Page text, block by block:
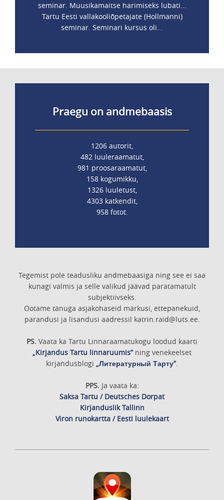
seminar. Muusikamaitse harimiseks lubati...
Tartu Eesti vallakooliõpetajate (Hollmanni)
seminar. Seminari kursus oli...
Praegu on andmebaasis
1206 autorit,
482 luuleraamatut,
981 proosaraamatut,
158 kogumikku,
1326 luuletust,
4303 katkendit,
958 fotot.
Tegemist pole teadusliku andmebaasiga ning see ei saa
kunagi valmis ja selle valikud jäävad paratamatult
subjektiivseks.
Ootame tänuga asjakohaseid märkusi, ettepanekuid,
parandusi ja lisandusi aadressil katrin.raid@luts.ee.
PS. Vaata ka Tartu Linnaraamatukogu loodud kaarti
„Kirjandus Tartu linnaruumis”ning venekeelset
kirjandusblogi „Литературный Тарту”.
PPS. Ja vaata ka:
Saksa Tartu / Deutsches Dorpat
Kirjanduslik Tallinn
Viron runokartta / Eesti luulekaart